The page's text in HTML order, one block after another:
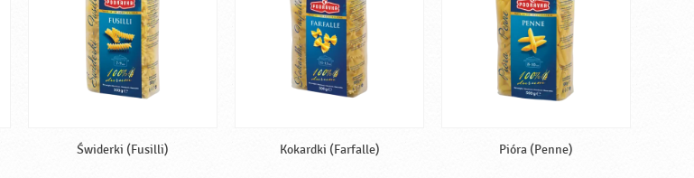
Świderki (Fusilli) Kokardki (Farfalle) Pióra (Penne)